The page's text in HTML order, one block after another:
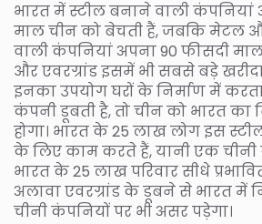
भारत में स्टील बनाने वाली कंपनियां
माल चीन को बेचती हैं, जबकि मेटल
वाली कंपनियां अपना 90 फीसदी
और एवरग्रांड इसमें भी सबसे बड़े
इनका उपयोग घरों के निर्माण में
कंपनी डूबती है, तो चीन को भारत का
होगा। भारत के 25 लाख लोग इस
के लिए काम करते हैं, यानी एक
भारत के 25 लाख परिवार सीधे
अलावा एवरग्रांड के डूबने से भारत में
चीनी कंपनियों पर भी असर पड़ेगा।